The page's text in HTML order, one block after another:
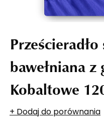
bawełniana z
Kobaltowe
+ Dodaj do porównania